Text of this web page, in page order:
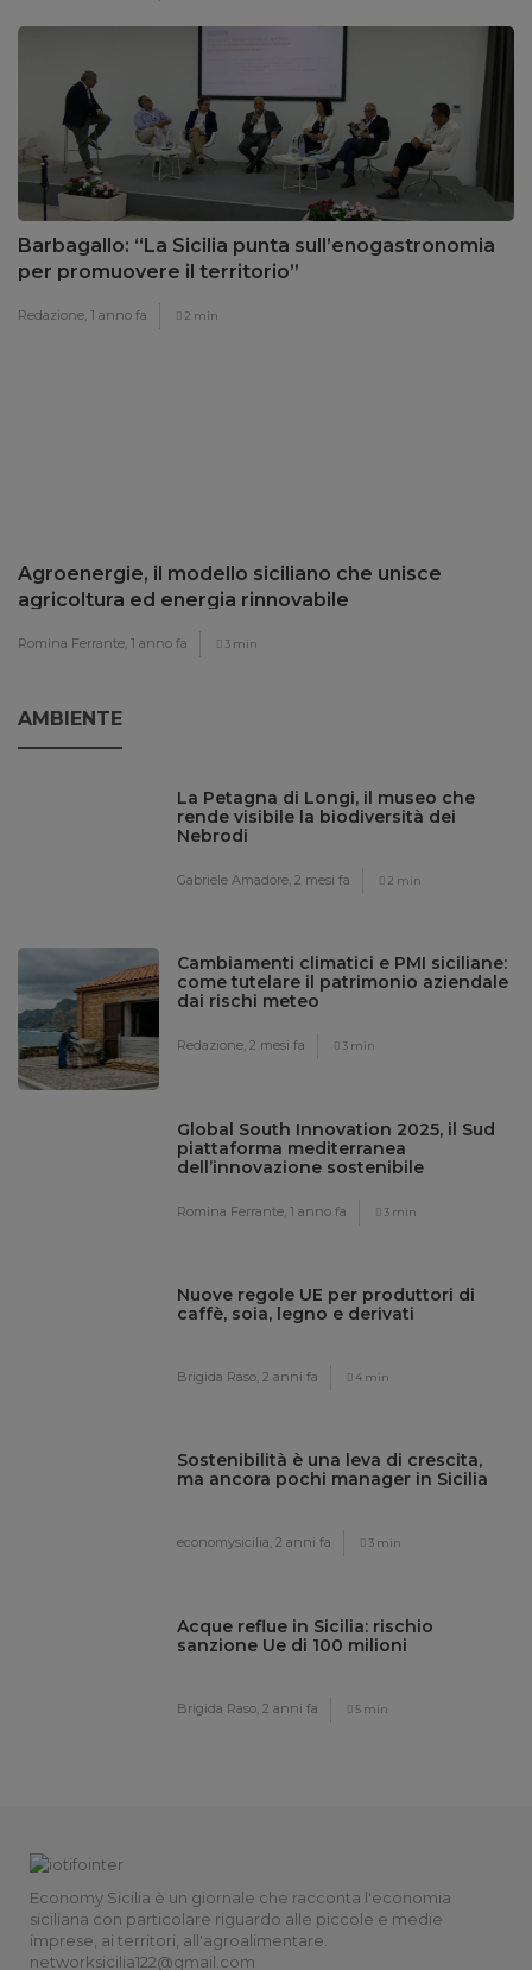
Barbagallo: “La Sicilia punta sull’enogastronomia
per promuovere il territorio”
Redazione, 1 anno fa 2 min
Agroenergie, il modello siciliano che unisce
agricoltura ed energia rinnovabile
Romina Ferrante, 1 anno fa 3 min
AMBIENTE
La Petagna di Longi, il museo che
rende visibile la biodiversità dei
Nebrodi
Gabriele Amadore,2 mesi fa 2 min
Cambiamenti climatici e PMI siciliane:
come tutelare il patrimonio aziendale
dai rischi meteo
Redazione,2 mesi fa 3 min
Global South Innovation 2025, il Sud
piattaforma mediterranea
dell’innovazione sostenibile
Romina Ferrante,1 anno fa 3 min
Nuove regole UE per produttori di
caffè, soia, legno e derivati
Brigida Raso,2 anni fa 4 min
Sostenibilità è una leva di crescita,
ma ancora pochi manager in Sicilia
economysicilia,2 anni fa 3 min
Acque reflue in Sicilia: rischio
sanzione Ue di 100 milioni
Brigida Raso,2 anni fa 5 min
Economy Sicilia è un giornale che racconta l'economia
siciliana con particolare riguardo alle piccole e medie
imprese, ai territori, all'agroalimentare.
networksicilia122@gmail.com